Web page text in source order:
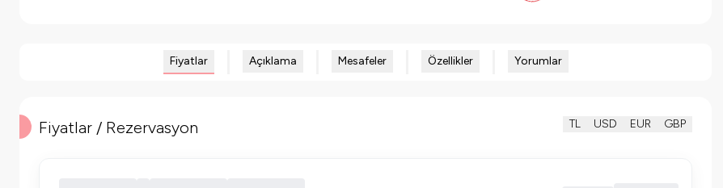
Fiyatlar Açıklama Mesafeler Özellikler Yorumlar
Fiyatlar / Rezervasyon TL USD EUR GBP